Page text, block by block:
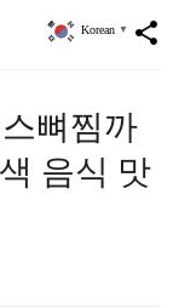
share
Korean ▼
뼈찜까
음식 맛